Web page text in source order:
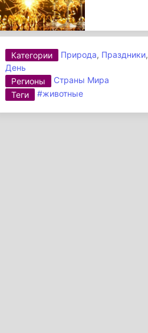
Категории Природа, Праздники,
День
Регионы
Страны Мира
Теги
#животные